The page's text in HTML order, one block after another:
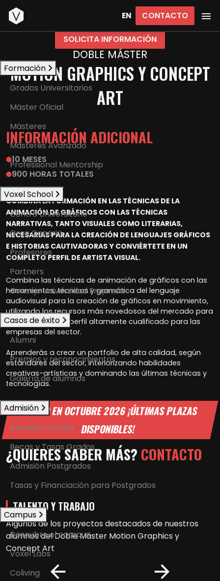
EN CONTACTO
Inicio
SOLICITA INFORMACIÓN
Formación
Grados Universitarios
Máster Oficial
Másteres
Másteres Avanzado
Professional Mentorship
Voxel School
Centro Universitario
Gran Canaria
Profesores
Partners
Consejo Universidad Empresa
Casos de éxito
Alumni
Premios y reconocimientos
Galería de alumnos
Admisión
Admisión Grados
Becas y Tasas Grados
Admisión Postgrados
Tasas y Financiación para Postgrados
Campus
Descubre el campus
Voxel Labs
Coliving
DOBLE MÁSTER
MOTION GRAPHICS Y CONCEPT
ART
INFORMACIÓN ADICIONAL
10 MESES
900 HORAS TOTALES
COMBINA LA FORMACIÓN EN LAS TÉCNICAS DE LA
ANIMACIÓN DE GRÁFICOS CON LAS TÉCNICAS
NARRATIVAS, TANTO VISUALES COMO LITERARIAS,
NECESARIAS PARA LA CREACIÓN DE LENGUAJES GRÁFICOS
E HISTORIAS CAUTIVADORAS Y CONVIÉRTETE EN UN
COMPLETO PERFIL DE ARTISTA VISUAL.
Combina las técnicas de animación de gráficos con las
herramientas, técnicas y gramática del lenguaje
audiovisual para la creación de gráficos en movimiento,
utilizando los recursos más novedosos del mercado para
convertirse en un perfil altamente cualificado para las
empresas del sector.
Aprenderás a crear un portfolio de alta calidad, según
estándares del sector, interiorizando habilidades
creativas-artísticas y dominando las últimas técnicas y
tecnologías.
INICIO EN OCTUBRE 2026 ¡ÚLTIMAS PLAZAS
DISPONIBLES!
¿QUIERES SABER MÁS? CONTACTO
TALENTO Y TRABAJO
Algunos de los proyectos destacados de nuestros
alumnos delDoble Máster Motion Graphics y
Concept Art